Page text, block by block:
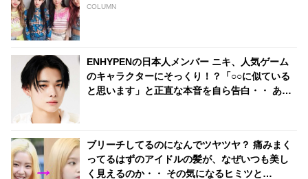
COLUMN
ENHYPENの日本人メンバー ニキ、人気ゲーム
のキャラクターにそっくり！？「○○に似ている
と思います」と正直な本音を自ら告白・・ あま
ブリーチしてるのになんでツヤツヤ？ 痛みまく
ってるはずのアイドルの髪が、なぜいつも美し
く見えるのか・・ その気になるヒミツと